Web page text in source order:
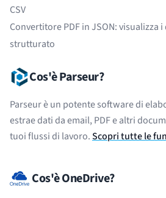
CSV
Convertitore PDF in JSON: visualizza
strutturato
Cos'è Parseur?
Parseur è un potente software di
estrae dati da email, PDF e altri
tuoi flussi di lavoro.Scopri tutte le
Cos'è OneDrive?